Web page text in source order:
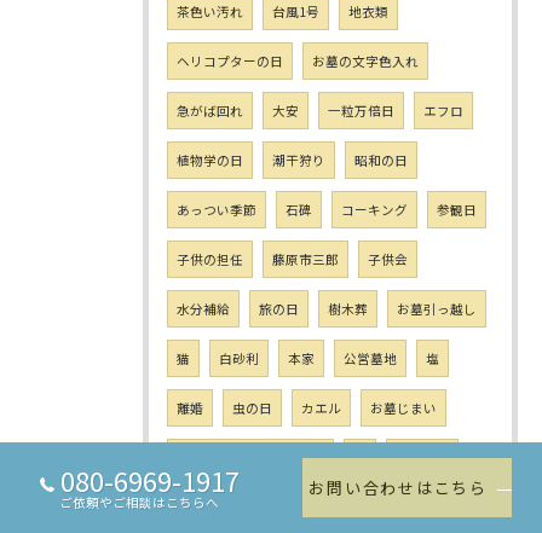
茶色い汚れ 台風1号 地衣類
ヘリコプターの日 お墓の文字色入れ
急がば回れ 大安 一粒万倍日 エフロ
植物学の日 潮干狩り 昭和の日
あっつい季節 石碑 コーキング 参観日
子供の担任 藤原市三郎 子供会
水分補給 旅の日 樹木葬 お墓引っ越し
猫 白砂利 本家 公営墓地 塩
離婚 虫の日 カエル お墓じまい
ソフトバンク ホークス 魂 お性抜き
長良川艶歌
080-6969-1917
ご依頼やご相談はこちらへ
お問い合わせはこちら